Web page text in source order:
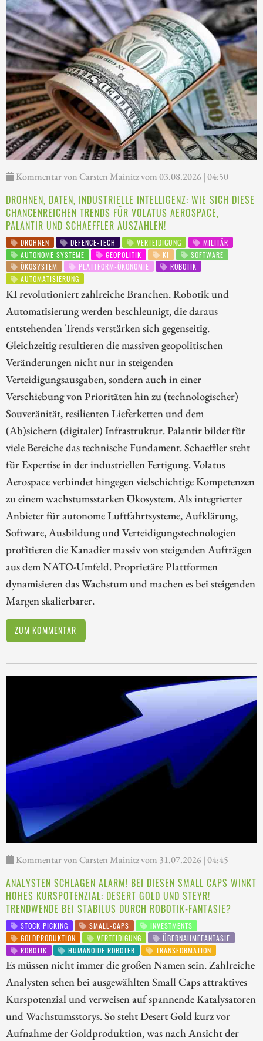
Kommentar von Carsten Mainitz vom 03.08.2026 | 04:50
DROHNEN, DATEN, INDUSTRIELLE INTELLIGENZ: WIE SICH DIESE
CHANCENREICHEN TRENDS FÜR VOLATUS AEROSPACE,
PALANTIR UND SCHAEFFLER AUSZAHLEN!
DROHNEN DEFENCE-TECH VERTEIDIGUNG
MILITÄR
AUTONOME SYSTEME
GEOPOLITIK KI
SOFTWARE
ÖKOSYSTEM
PLATTFORM-ÖKONOMIE
ROBOTIK
AUTOMATISIERUNG
KI revolutioniert zahlreiche Branchen. Robotik und
Automatisierung werden beschleunigt, die daraus
entstehenden Trends verstärken sich gegenseitig.
Gleichzeitig resultieren die massiven geopolitischen
Veränderungen nicht nur in steigenden
Verteidigungsausgaben, sondern auch in einer
Verschiebung von Prioritäten hin zu (technologischer)
Souveränität, resilienten Lieferketten und dem
(Ab)sichern (digitaler) Infrastruktur. Palantir bildet für
viele Bereiche das technische Fundament. Schaeffler steht
für Expertise in der industriellen Fertigung. Volatus
Aerospace verbindet hingegen vielschichtige Kompetenzen
zu einem wachstumsstarken Ökosystem. Als integrierter
Anbieter für autonome Luftfahrtsysteme, Aufklärung,
Software, Ausbildung und Verteidigungstechnologien
profitieren die Kanadier massiv von steigenden Aufträgen
aus dem NATO-Umfeld. Proprietäre Plattformen
dynamisieren das Wachstum und machen es bei steigenden
Margen skalierbarer.
ZUM KOMMENTAR
Kommentar von Carsten Mainitz vom 31.07.2026 | 04:45
ANALYSTEN SCHLAGEN ALARM! BEI DIESEN SMALL CAPS WINKT
HOHES KURSPOTENZIAL: DESERT GOLD UND STEYR!
TRENDWENDE BEI STABILUS DURCH ROBOTIK-FANTASIE?
STOCK PICKING SMALL-CAPS
INVESTMENTS
GOLDPRODUKTION
VERTEIDIGUNG
ÜBERNAHMEFANTASIE
ROBOTIK
HUMANOIDE ROBOTER TRANSFORMATION
Es müssen nicht immer die großen Namen sein. Zahlreiche
Analysten sehen bei ausgewählten Small Caps attraktives
Kurspotenzial und verweisen auf spannende Katalysatoren
und Wachstumsstorys. So steht Desert Gold kurz vor
Aufnahme der Goldproduktion, was nach Ansicht der